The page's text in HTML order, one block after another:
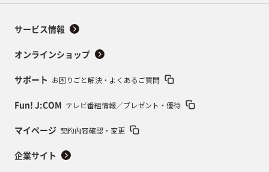
サービス情報
オンラインショップ
サポート お困りごと解決・よくあるご質問
Fun! J:COM テレビ番組情報／プレゼント・優待
マイページ 契約内容確認・変更
企業サイト